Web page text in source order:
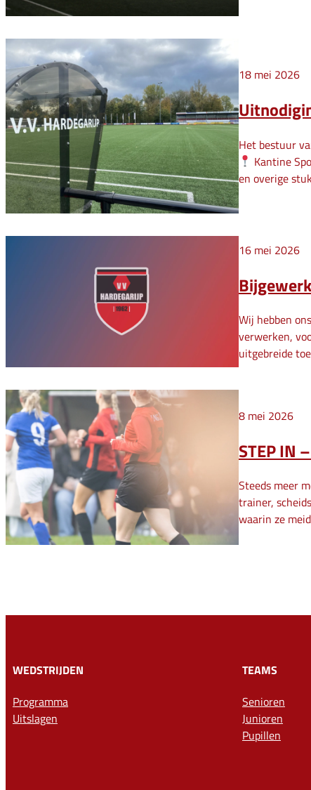
18 mei 2026
Het bestuur
Kantine
en overige
16 mei 2026
Wij hebben
verwerken,
uitgebreide
8 mei 2026
STEP IN
Steeds meer
trainer,
waarin ze
WEDSTRIJDEN
Programma
Uitslagen
TEAMS
Senioren
Junioren
Pupillen